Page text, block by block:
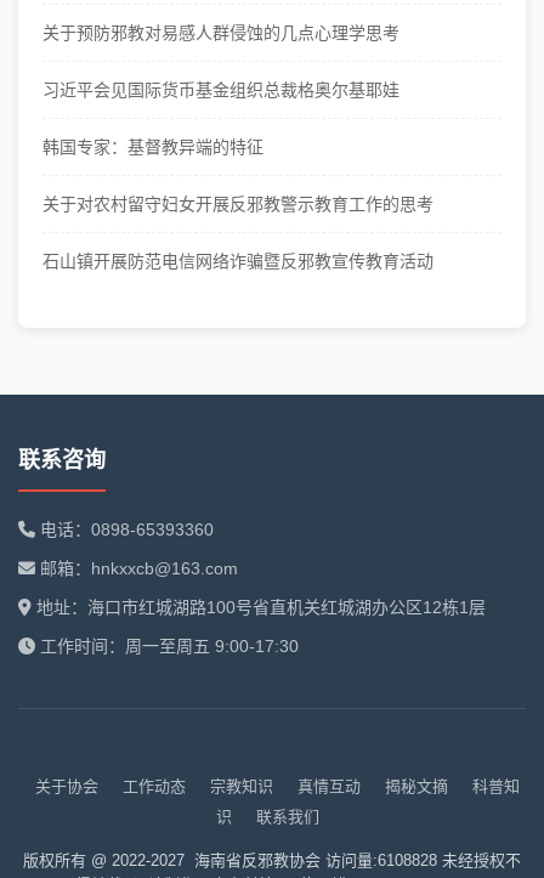
关于预防邪教对易感人群侵蚀的几点心理学思考
习近平会见国际货币基金组织总裁格奥尔基耶娃
韩国专家：基督教异端的特征
关于对农村留守妇女开展反邪教警示教育工作的思考
石山镇开展防范电信网络诈骗暨反邪教宣传教育活动
联系咨询
电话：0898-65393360
邮箱：hnkxxcb@163.com
地址：海口市红城湖路100号省直机关红城湖办公区12栋1层
工作时间：周一至周五 9:00-17:30
关于协会 工作动态 宗教知识 真情互动 揭秘文摘
科普知
识
联系我们
版权所有 @ 2022-2027 海南省反邪教协会 访问量:6108828 未经授权不